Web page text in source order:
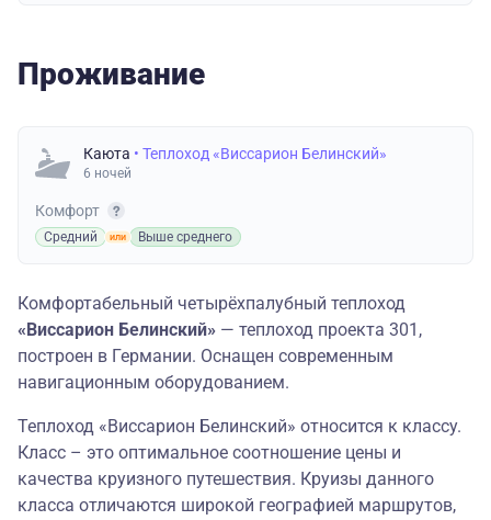
Проживание
Каюта • Теплоход «Виссарион Белинский»
6 ночей
Комфорт
Средний Выше среднего
Комфортабельный четырёхпалубный теплоход
«Виссарион Белинский» — теплоход проекта 301,
построен в Германии. Оснащен современным
навигационным оборудованием.
Теплоход «Виссарион Белинский» относится к классу.
Класс – это оптимальное соотношение цены и
качества круизного путешествия. Круизы данного
класса отличаются широкой географией маршрутов,